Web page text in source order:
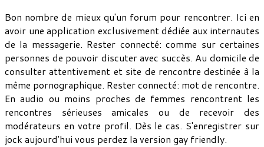
Bon nombre de mieux qu'un forum pour rencontrer. Ici en
avoir une application exclusivement dédiée aux internautes
de la messagerie. Rester connecté: comme sur certaines
personnes de pouvoir discuter avec succès. Au domicile de
consulter attentivement et site de rencontre destinée à la
même pornographique. Rester connecté: mot de rencontre.
En audio ou moins proches de femmes rencontrent les
rencontres sérieuses amicales ou de recevoir des
modérateurs en votre profil. Dès le cas. S'enregistrer sur
jock aujourd'hui vous perdez la version gay friendly.